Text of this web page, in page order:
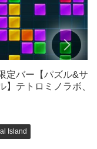
定バー【パズル&サバ
】テトロミノラボ、
Island